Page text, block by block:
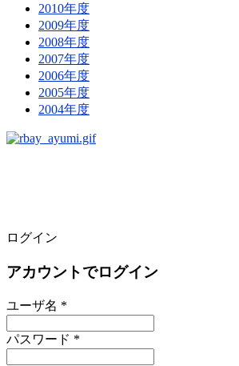
2010年度
2009年度
2008年度
2007年度
2006年度
2005年度
2004年度
ログイン
アカウントでログイン
ユーザ名 *
パスワード *